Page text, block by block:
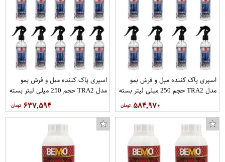
اسپری پاک کننده مبل و فرش بمو
مدل TRA2 حجم 250 میلی لیتر بسته
۵۸۴,۹۷۰
اسپری پاک کننده مبل و فرش بمو
مدل TRA2 حجم 250 میلی لیتر بسته
۶۳۷,۵۹۴